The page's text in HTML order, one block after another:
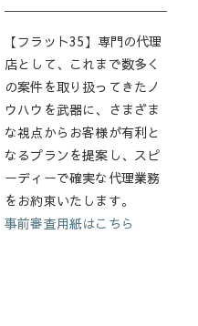
【フラット35】専門の代理
店として、これまで数多く
の案件を取り扱ってきたノ
ウハウを武器に、さまざま
な視点からお客様が有利と
なるプランを提案し、スピ
ーディーで確実な代理業務
をお約束いたします。
事前審査用紙はこちら